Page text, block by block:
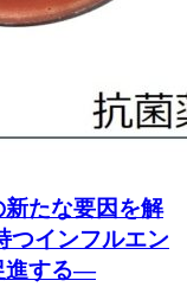
新たな要因を解
インフルエン
進する―